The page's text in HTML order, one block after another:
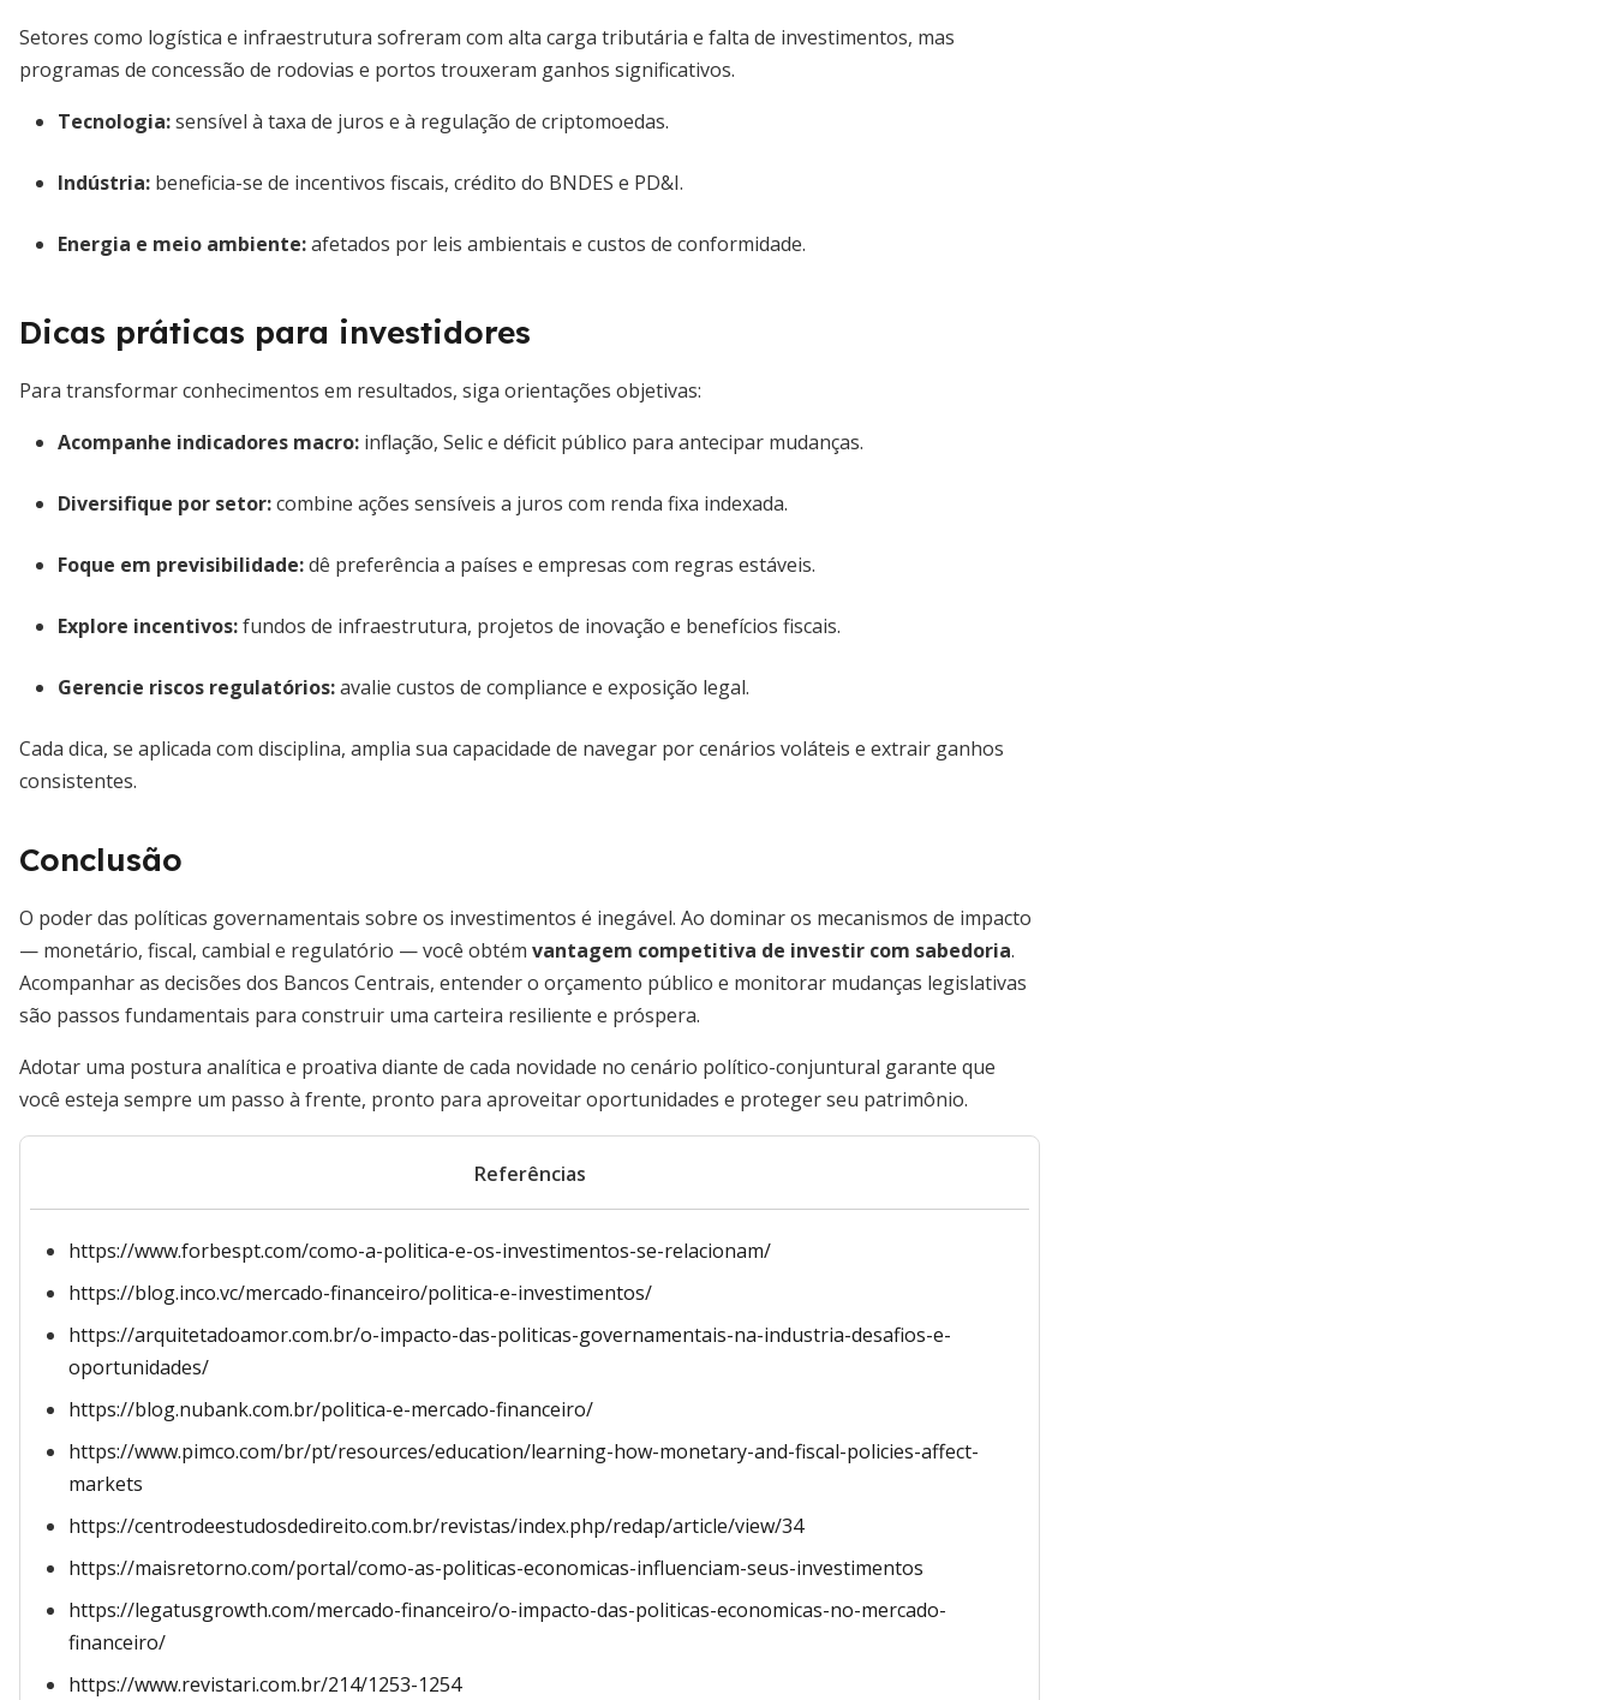
Setores como logística e infraestrutura sofreram com alta carga tributária e falta de investimentos, mas
programas de concessão de rodovias e portos trouxeram ganhos significativos.
Tecnologia:sensível à taxa de juros e à regulação de criptomoedas.
Indústria: beneficia-se de incentivos fiscais, crédito do BNDES e PD&I.
Energia e meio ambiente:afetados por leis ambientais e custos de conformidade.
Dicas práticas para investidores
Para transformar conhecimentos em resultados, siga orientações objetivas:
Acompanhe indicadores macro: inflação, Selic e déficit público para antecipar mudanças.
Diversifique por setor:combine ações sensíveis a juros com renda fixa indexada.
Foque em previsibilidade:dê preferência a países e empresas com regras estáveis.
Explore incentivos:fundos de infraestrutura, projetos de inovação e benefícios fiscais.
Gerencie riscos regulatórios:avalie custos de compliance e exposição legal.
Cada dica, se aplicada com disciplina, amplia sua capacidade de navegar por cenários voláteis e extrair ganhos
consistentes.
Conclusão
O poder das políticas governamentais sobre os investimentos é inegável. Ao dominar os mecanismos de impacto
— monetário, fiscal, cambial e regulatório — você obtém vantagem competitiva de investir com sabedoria.
Acompanhar as decisões dos Bancos Centrais, entender o orçamento público e monitorar mudanças legislativas
são passos fundamentais para construir uma carteira resiliente e próspera.
Adotar uma postura analítica e proativa diante de cada novidade no cenário político-conjuntural garante que
você esteja sempre um passo à frente, pronto para aproveitar oportunidades e proteger seu patrimônio.
Referências
https://www.forbespt.com/como-a-politica-e-os-investimentos-se-relacionam/
https://blog.inco.vc/mercado-financeiro/politica-e-investimentos/
https://arquitetadoamor.com.br/o-impacto-das-politicas-governamentais-na-industria-desafios-e-
oportunidades/
https://blog.nubank.com.br/politica-e-mercado-financeiro/
https://www.pimco.com/br/pt/resources/education/learning-how-monetary-and-fiscal-policies-affect-
markets
https://centrodeestudosdedireito.com.br/revistas/index.php/redap/article/view/34
https://maisretorno.com/portal/como-as-politicas-economicas-influenciam-seus-investimentos
https://legatusgrowth.com/mercado-financeiro/o-impacto-das-politicas-economicas-no-mercado-
financeiro/
https://www.revistari.com.br/214/1253-1254